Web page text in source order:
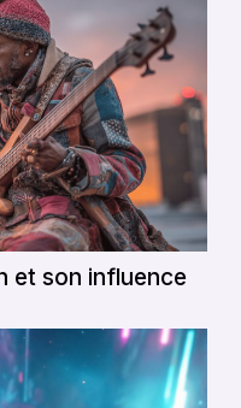
et son influence